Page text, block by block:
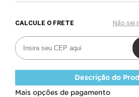
Descrição do
Mais opções de pagamento